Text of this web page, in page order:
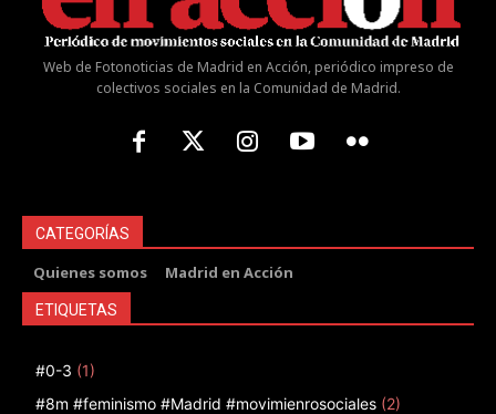
Web de Fotonoticias de Madrid en Acción, periódico impreso de
colectivos sociales en la Comunidad de Madrid.
CATEGORÍAS
Quienes somos Madrid en Acción
ETIQUETAS
#0-3 (1)
#8m #feminismo #Madrid #movimienrosociales (2)